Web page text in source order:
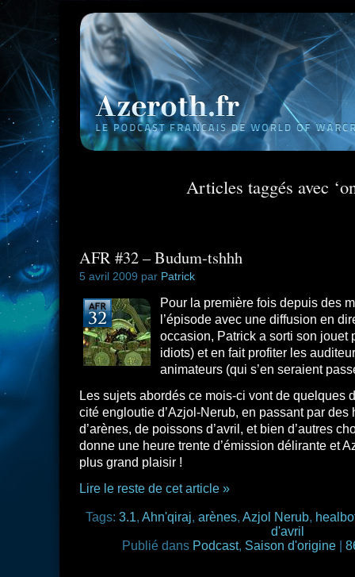
Articles taggés avec
AFR #32 – Budum-tshhh
5 avril 2009 par Patrick
Pour la première fois depuis des
l’épisode avec une diffusion en
occasion, Patrick a sorti son jouet
idiots) et en fait profiter les
animateurs (qui s’en seraient
Les sujets abordés ce mois-ci vont de quelques
cité engloutie d’Azjol-Nerub, en passant par des
d’arènes, de poissons d’avril, et bien d’autres
donne une heure trente d’émission délirante et
plus grand plaisir !
Lire le reste de cet article »
Tags: 3.1, Ahn'qiraj, arènes, Azjol Nerub,
d'avril
Publié dans Podcast, Saison d'origine